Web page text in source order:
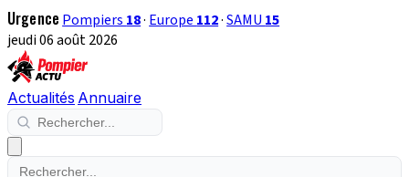
Urgence Pompiers 18· Europe 112·SAMU 15
jeudi 06 août 2026
Actualités Annuaire